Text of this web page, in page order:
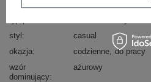
styl
casual
okazja
codzienne do pracy
wzór
dominujący
ażurowy